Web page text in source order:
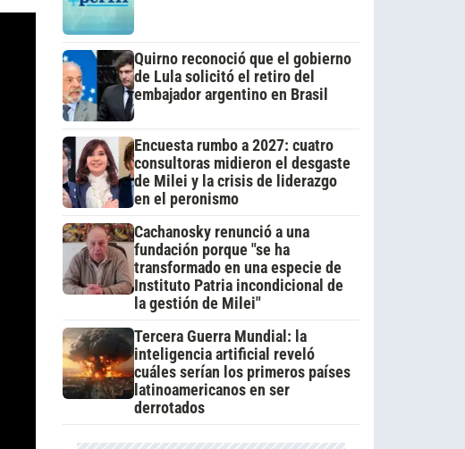
Quirno reconoció que el gobierno
de Lula solicitó el retiro del
embajador argentino en Brasil
Encuesta rumbo a 2027: cuatro
consultoras midieron el desgaste
de Milei y la crisis de liderazgo
en el peronismo
Cachanosky renunció a una
fundación porque "se ha
transformado en una especie de
Instituto Patria incondicional de
la gestión de Milei"
Tercera Guerra Mundial: la
inteligencia artificial reveló
cuáles serían los primeros países
latinoamericanos en ser
derrotados